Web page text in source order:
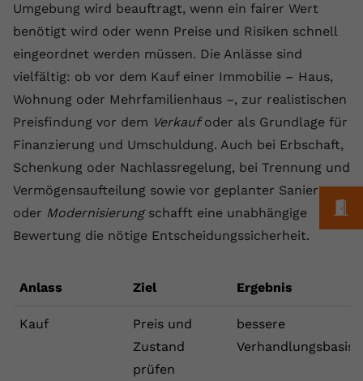
Umgebung wird beauftragt, wenn ein fairer Wert
benötigt wird oder wenn Preise und Risiken schnell
eingeordnet werden müssen. Die Anlässe sind
vielfältig: ob vor dem Kauf einer Immobilie – Haus,
Wohnung oder Mehrfamilienhaus –, zur realistischen
Preisfindung vor dem Verkaufoder als Grundlage für
Finanzierung und Umschuldung. Auch bei Erbschaft,
Schenkung oder Nachlassregelung, bei Trennung und
Vermögensaufteilung sowie vor geplanter Sanierung
oder Modernisierungschafft eine unabhängige
Bewertung die nötige Entscheidungssicherheit.
Anlass Ziel Ergebnis
Kauf
Preis und
Zustand
prüfen
bessere
Verhandlungsbasis
Name yt.innertube::requests
Anbieter youtube.com
Laufzeit Session
Zweck
Dieser von YouTube gesetzte Cookie
registriert eine eindeutige ID, um
Daten darüber zu speichern, welche
gesehen hat.
Anbieter Youtube.com
Laufzeit Session
Dieser von YouTube gesetzte Cookie
registriert eine eindeutige ID, um